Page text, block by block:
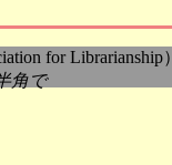
for Librarianship）
角で